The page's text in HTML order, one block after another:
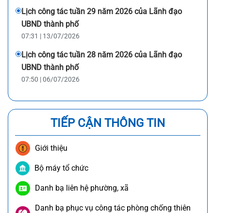
Lịch công tác tuần 29 năm 2026 của Lãnh đạo
UBND thành phố
07:31 | 13/07/2026
Lịch công tác tuần 28 năm 2026 của Lãnh đạo
UBND thành phố
07:50 | 06/07/2026
TIẾP CẬN THÔNG TIN
Giới thiệu
Bộ máy tổ chức
Danh bạ liên hệ phường, xã
Danh bạ phục vụ công tác phòng chống thiên